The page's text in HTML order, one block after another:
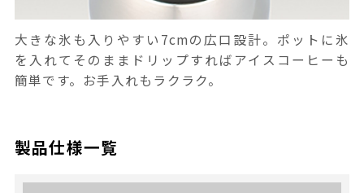
大きな氷も入りやすい7cmの広口設計。ポットに氷
を入れてそのままドリップすればアイスコーヒーも
簡単です。お手入れもラクラク。
製品仕様一覧